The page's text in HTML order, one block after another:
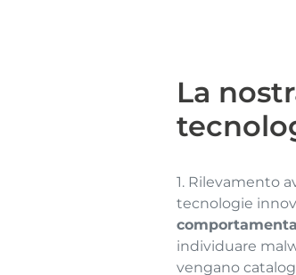
La
1. Rilevamento
tecnologie
individuare
vengano